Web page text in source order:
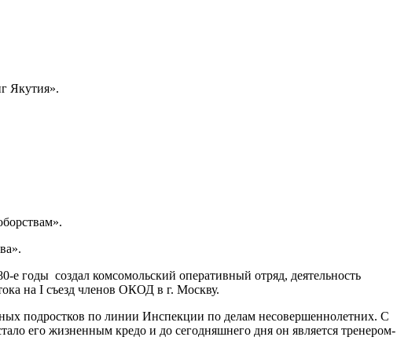
Якутия».
е годы создал комсомольский оперативный отряд, деятельность
на I съезд членов ОКОД в г. Москву.
подростков по линии Инспекции по делам несовершеннолетних. С
его жизненным кредо и до сегодняшнего дня он является тренером-